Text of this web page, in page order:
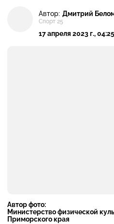
Автор: Дмитрий
Спорт 25
17 апреля 2023 г., 04:25
Автор фото:
Министерство физической
Приморского края